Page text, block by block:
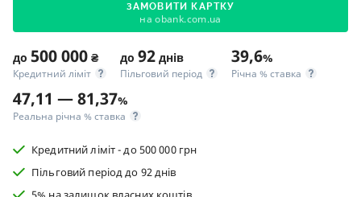
ЗАМОВИТИ КАРТКУ
на obank.com.ua
до 500 000 ₴
Кредитний ліміт
до 92 днів
Пільговий період
39,6%
Річна % ставка
47,11 — 81,37%
Реальна річна % ставка
Кредитний ліміт - до 500 000 грн
Пільговий період до 92 днів